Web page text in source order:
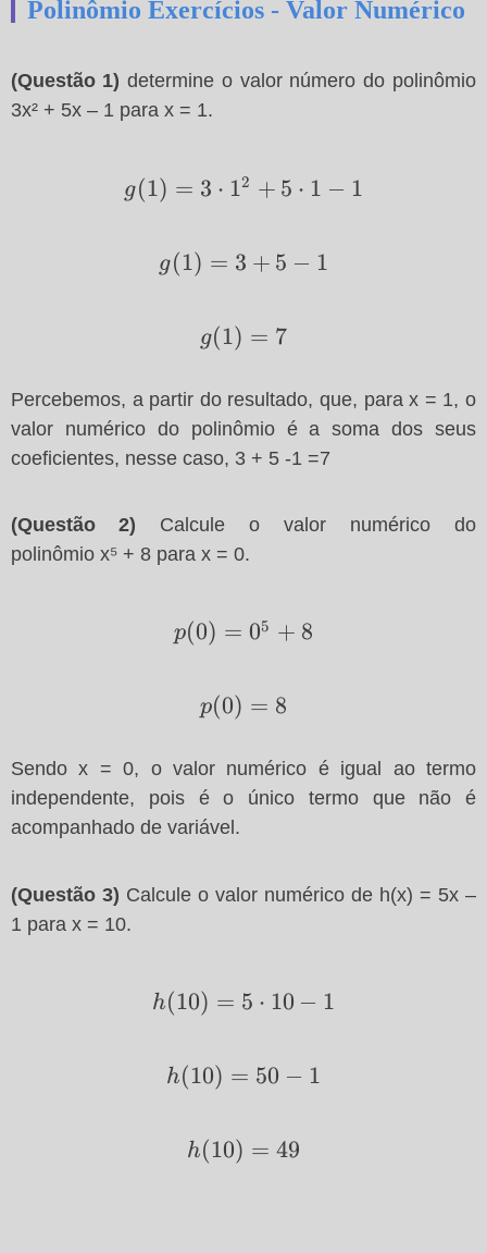
Polinômio Exercícios - Valor Numérico
(Questão 1) determine o valor número do polinômio
3x² + 5x – 1 para x = 1.
g(1)=3\cdot
1 -1
g(1) = 3 ⋅ 12 + 5 ⋅ 1 − 1
g(1)=3+5-
g(1) = 3 + 5 − 1
g(1)=7
g(1) = 7
Percebemos, a partir do resultado, que, para x = 1, o
valor numérico do polinômio é a soma dos seus
coeficientes, nesse caso, 3 + 5 -1 =7
(Questão 2) Calcule o valor numérico do
polinômio x⁵ + 8 para x = 0.
p(0)=0^5+8
p(0) = 05 + 8
p(0)=8
p(0) = 8
Sendo x = 0, o valor numérico é igual ao termo
independente, pois é o único termo que não é
acompanhado de variável.
(Questão 3) Calcule o valor numérico de h(x) = 5x –
1 para x = 10.
h(10)=5\cdot
h(10) = 5 ⋅ 10 − 1
h(10)=50-
h(10) = 50 − 1
h(10)=49
h(10) = 49